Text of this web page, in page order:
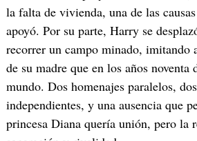
la falta de vivienda, una de las
apoyó. Por su parte, Harry se
recorrer un campo minado, imitando
de su madre que en los años
mundo. Dos homenajes paralelos,
independientes, y una ausencia que
princesa Diana quería unión, pero la